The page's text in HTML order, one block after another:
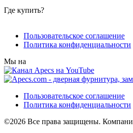
Где купить?
Пользовательское соглашение
Политика конфиденциальности
Мы на
Пользовательское соглашение
Политика конфиденциальности
©2026 Все права защищены.